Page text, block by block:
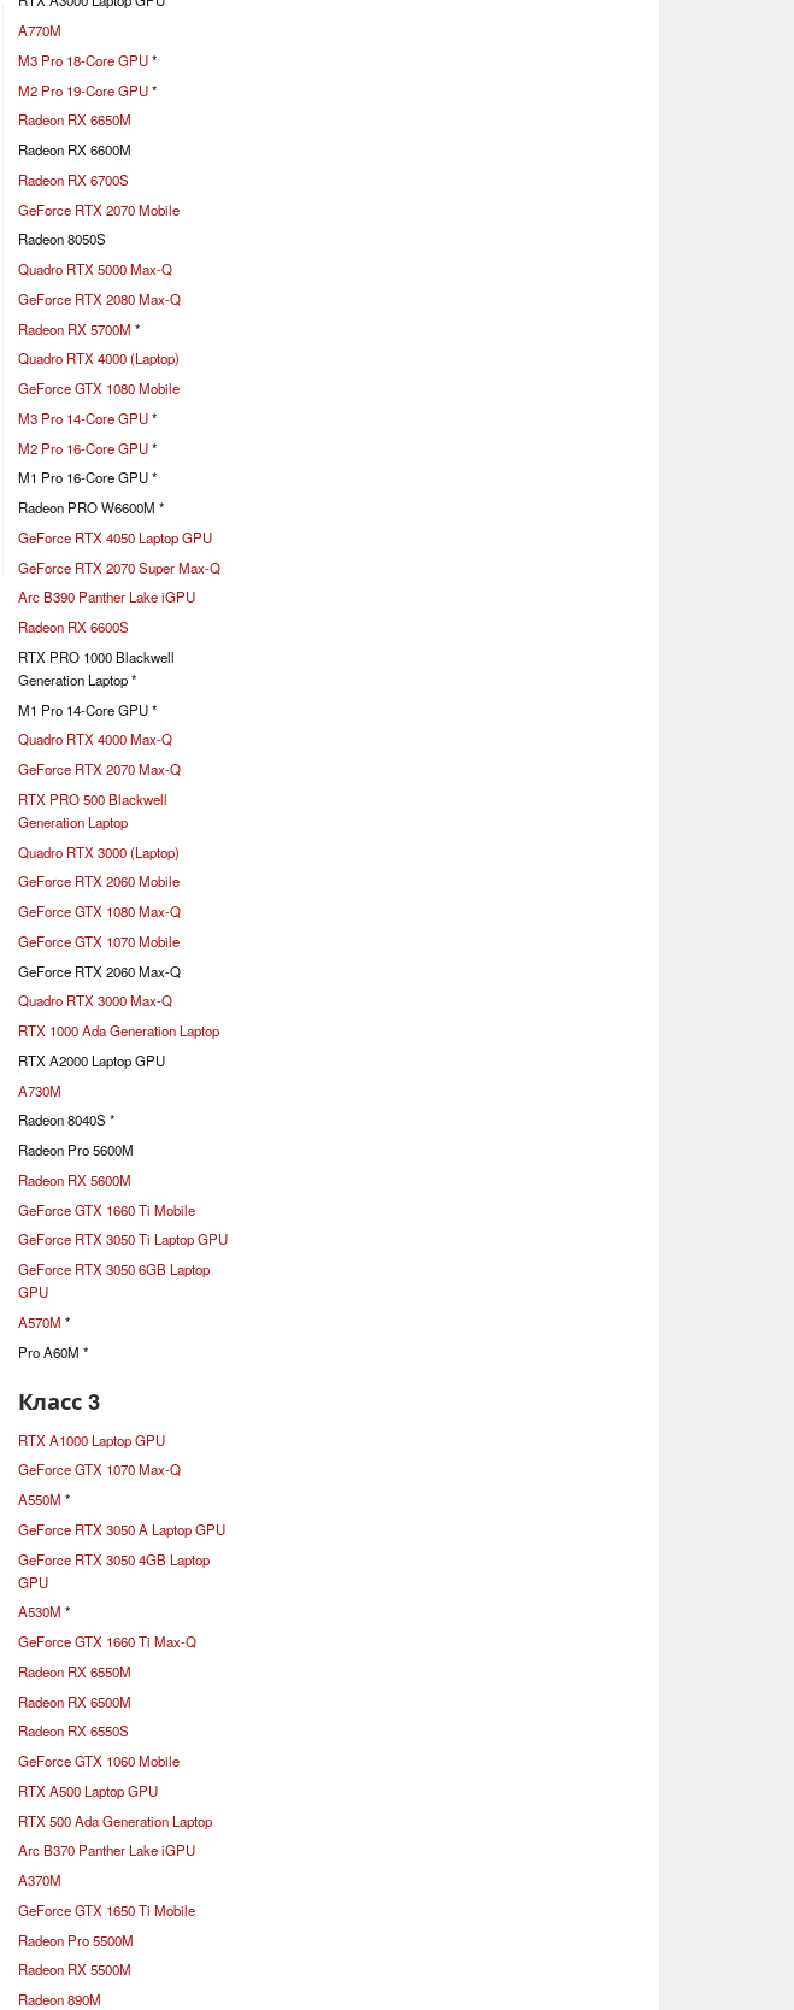
A770M
M3 Pro 18-Core GPU*
M2 Pro 19-Core GPU*
Radeon RX 6650M
Radeon RX 6600M
Radeon RX 6700S
GeForce RTX 2070 Mobile
Radeon 8050S
Quadro RTX 5000 Max-Q
GeForce RTX 2080 Max-Q
Radeon RX 5700M *
Quadro RTX 4000 (Laptop)
GeForce GTX 1080 Mobile
M3 Pro 14-Core GPU*
M2 Pro 16-Core GPU*
M1 Pro 16-Core GPU *
Radeon PRO W6600M *
GeForce RTX 4050 Laptop GPU
GeForce RTX 2070 Super Max-Q
Arc B390 Panther Lake iGPU
Radeon RX 6600S
RTX PRO 1000 Blackwell
Generation Laptop *
M1 Pro 14-Core GPU *
Quadro RTX 4000 Max-Q
GeForce RTX 2070 Max-Q
RTX PRO 500 Blackwell
Generation Laptop
Quadro RTX 3000 (Laptop)
GeForce RTX 2060 Mobile
GeForce GTX 1080 Max-Q
GeForce GTX 1070 Mobile
GeForce RTX 2060 Max-Q
Quadro RTX 3000 Max-Q
RTX 1000 Ada Generation Laptop
RTX A2000 Laptop GPU
A730M
Radeon 8040S *
Radeon Pro 5600M
Radeon RX 5600M
GeForce GTX 1660 Ti Mobile
GeForce RTX 3050 Ti Laptop GPU
GeForce RTX 3050 6GB Laptop
GPU
A570M *
Pro A60M *
Класс 3
RTX A1000 Laptop GPU
GeForce GTX 1070 Max-Q
A550M *
GeForce RTX 3050 A Laptop GPU
GeForce RTX 3050 4GB Laptop
GPU
A530M *
GeForce GTX 1660 Ti Max-Q
Radeon RX 6550M
Radeon RX 6500M
Radeon RX 6550S
GeForce GTX 1060 Mobile
RTX A500 Laptop GPU
RTX 500 Ada Generation Laptop
Arc B370 Panther Lake iGPU
A370M
GeForce GTX 1650 Ti Mobile
Radeon Pro 5500M
Radeon RX 5500M
Radeon 890M